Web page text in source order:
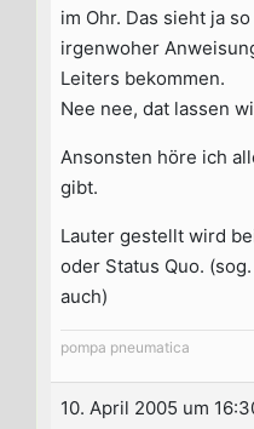
im Ohr. Das sieht ja
irgenwoher
Leiters bekommen.
Nee nee, dat lassen
Ansonsten höre ich
gibt.
Lauter gestellt wird
oder Status Quo.
auch)
pompa pneumatica
10. April 2005 um